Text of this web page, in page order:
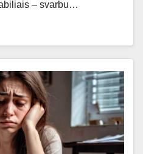
– svarbu…